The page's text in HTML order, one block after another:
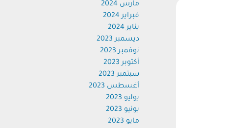
مارس 2024
فبراير 2024
يناير 2024
ديسمبر 2023
نوفمبر 2023
أكتوبر 2023
سبتمبر 2023
أغسطس 2023
يوليو 2023
يونيو 2023
مايو 2023